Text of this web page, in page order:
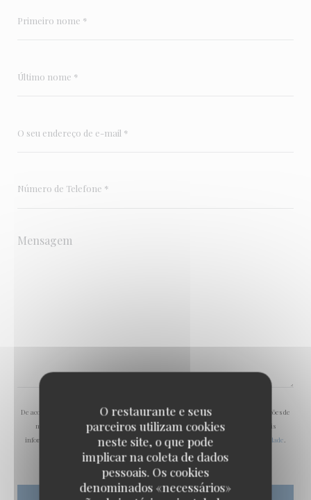
O restaurante e seus
parceiros utilizam cookies
neste site, o que pode
implicar na coleta de dados
pessoais. Os cookies
denominados «necessários»
De acordo com a legislação de proteção de dados, tem o direito de se opor a comunicações de
marketing. Pode registar-se na Lista Robinson através derobinson.pt
. Para mais
informações sobre o tratamento dos seus dados, consulte a nossa
política de privacidade